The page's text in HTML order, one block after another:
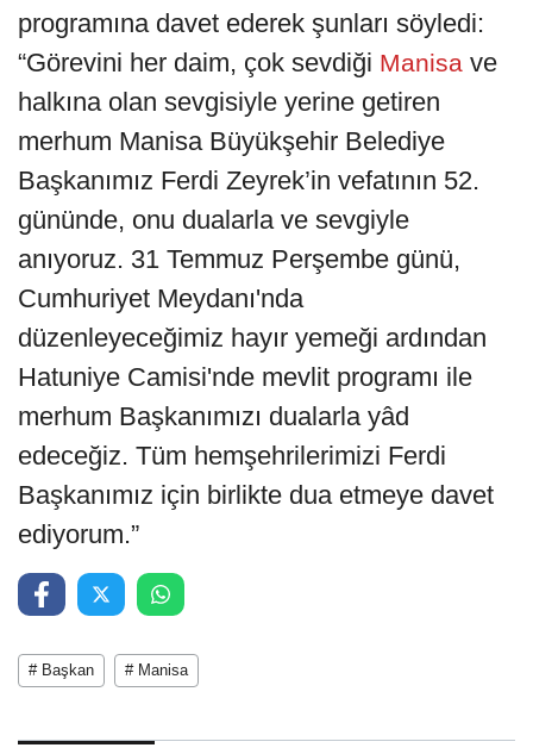
programına davet ederek şunları söyledi:
“Görevini her daim, çok sevdiği Manisa ve
halkına olan sevgisiyle yerine getiren
merhum Manisa Büyükşehir Belediye
Başkanımız Ferdi Zeyrek’in vefatının 52.
gününde, onu dualarla ve sevgiyle
anıyoruz. 31 Temmuz Perşembe günü,
Cumhuriyet Meydanı'nda
düzenleyeceğimiz hayır yemeği ardından
Hatuniye Camisi'nde mevlit programı ile
merhum Başkanımızı dualarla yâd
edeceğiz. Tüm hemşehrilerimizi Ferdi
Başkanımız için birlikte dua etmeye davet
ediyorum.”
# Başkan # Manisa